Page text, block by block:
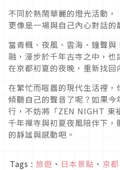
不同於熱鬧華麗的燈光活動，
更像是一場與自己內心對話的
當青楓、夜風、雲海、鐘聲
融，漫步於千年古寺之中，也
在京都初夏的夜晚，重新找回
在繁忙而喧囂的現代生活裡，
傾聽自己的聲音了呢？如果今
行，不妨將「ZEN NIGHT 東
千年禪寺與初夏夜風陪伴下
的靜謐與感動吧。
Tags : 旅遊 、 日本景點 、 京都